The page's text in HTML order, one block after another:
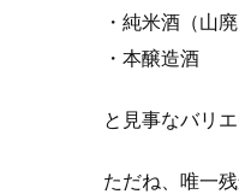
・純米酒（山
・本醸造酒
と見事なバリ
ただね、唯一